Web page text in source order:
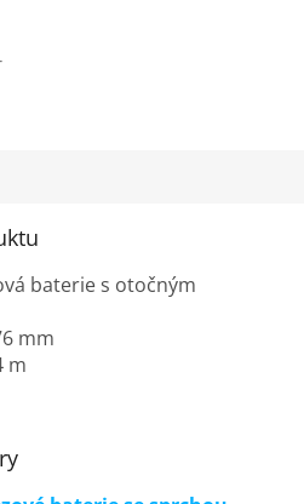
baterie s otočným
mm
m